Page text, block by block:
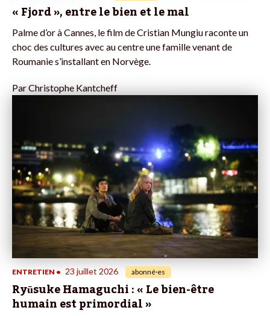
« Fjord », entre le bien et le mal
Palme d’or à Cannes, le film de Cristian Mungiu raconte un
choc des cultures avec au centre une famille venant de
Roumanie s’installant en Norvège.
ParChristophe Kantcheff
ENTRETIEN • 23 juillet 2026 abonné·es
Ryūsuke Hamaguchi : « Le bien-être
humain est primordial »